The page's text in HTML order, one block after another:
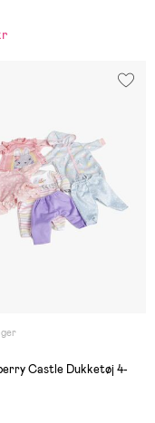
Castle Dukketøj 4-